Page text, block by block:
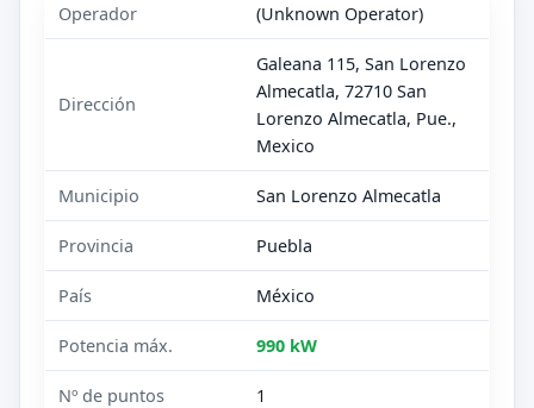
Operador (Unknown Operator)
Dirección
Galeana 115, San Lorenzo
Almecatla, 72710 San
Lorenzo Almecatla, Pue.,
Mexico
Municipio San Lorenzo Almecatla
Provincia Puebla
País México
Potencia máx. 990 kW
Nº de puntos 1